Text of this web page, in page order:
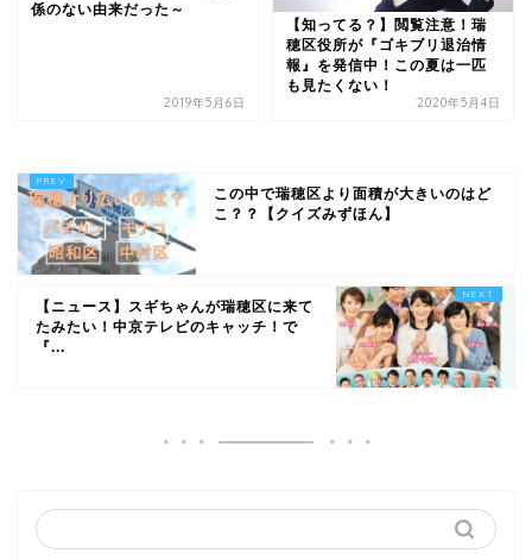
係のない由来だった～
2019年5月6日
【知ってる？】閲覧注意！瑞
穂区役所が『ゴキブリ退治情
報』を発信中！この夏は一匹
も見たくない！
2020年5月4日
この中で瑞穂区より面積が大きいのはど
こ？？【クイズみずほん】
【ニュース】スギちゃんが瑞穂区に来て
たみたい！中京テレビのキャッチ！で
『...